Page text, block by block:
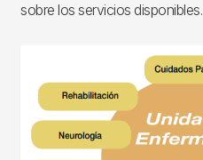
sobre los servicios disponibles.